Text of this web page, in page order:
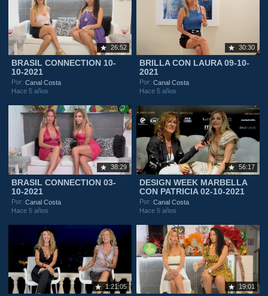
26:52
BRASIL CONNECTION 10-
10-2021
Por:Canal Costa
Hace 5 años
30:30
BRILLA CON LAURA 09-10-
2021
Por:Canal Costa
Hace 5 años
38:29
BRASIL CONNECTION 03-
10-2021
Por:Canal Costa
Hace 5 años
56:17
DESIGN WEEK MARBELLA
CON PATRICIA 02-10-2021
Por:Canal Costa
Hace 5 años
1:21:05 19:01